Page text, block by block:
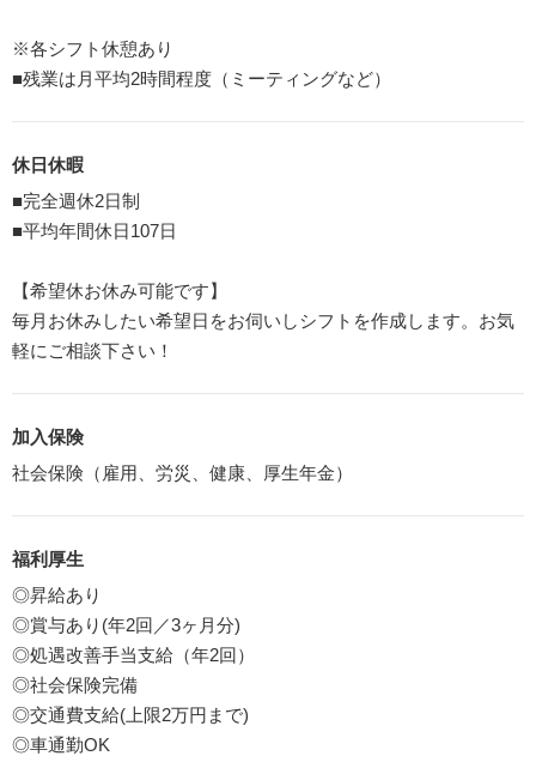
※各シフト休憩あり
■残業は月平均2時間程度（ミーティングなど）
休日休暇
■完全週休2日制
■平均年間休日107日
【希望休お休み可能です】
毎月お休みしたい希望日をお伺いしシフトを作成します。お気
軽にご相談下さい！
加入保険
社会保険（雇用、労災、健康、厚生年金）
福利厚生
◎昇給あり
◎賞与あり(年2回／3ヶ月分)
◎処遇改善手当支給（年2回）
◎社会保険完備
◎交通費支給(上限2万円まで)
◎車通勤OK